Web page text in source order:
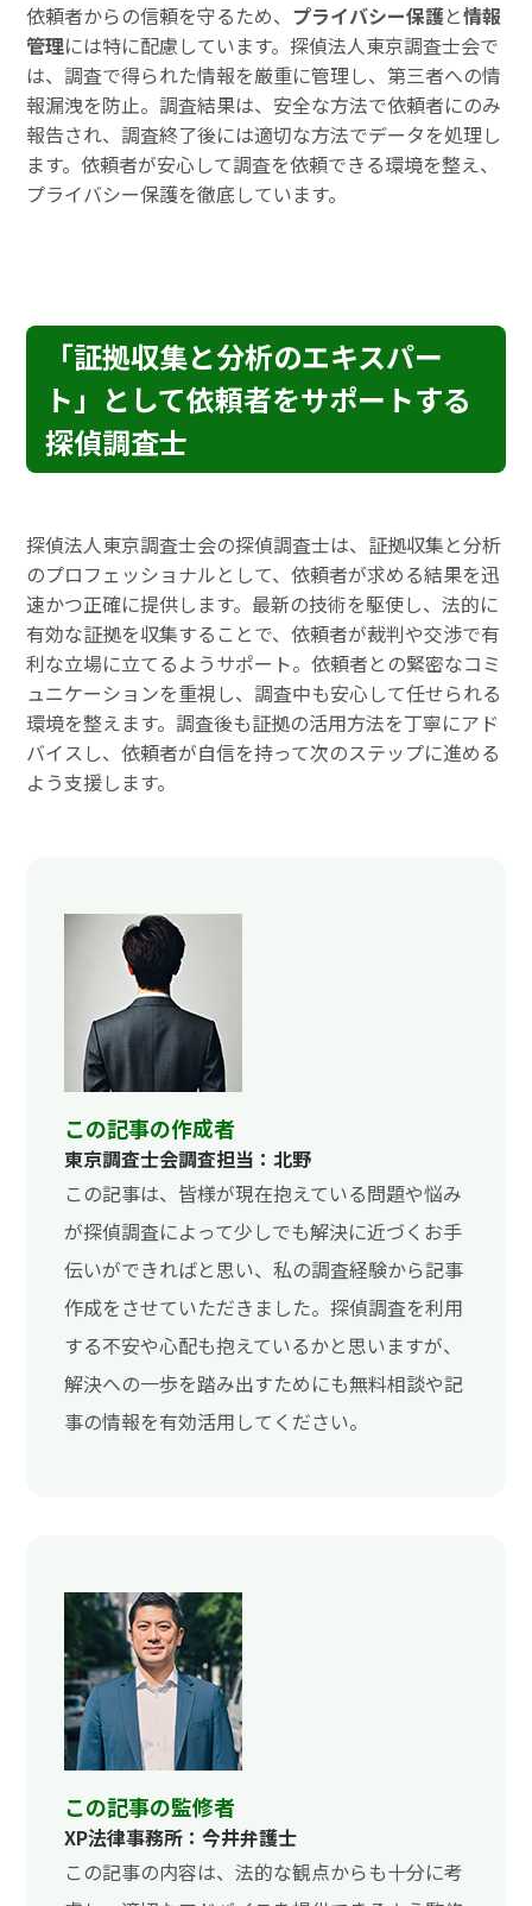
依頼者からの信頼を守るため、 プライバシー保護と情報
管理には特に配慮しています。探偵法人東京調査士会で
は、調査で得られた情報を厳重に管理し、第三者への情
報漏洩を防止。調査結果は、安全な方法で依頼者にのみ
報告され、調査終了後には適切な方法でデータを処理し
ます。依頼者が安心して調査を依頼できる環境を整え、
プライバシー保護を徹底しています。
「証拠収集と分析のエキスパー
ト」として依頼者をサポートする
探偵調査士
探偵法人東京調査士会の探偵調査士は、証拠収集と分析
のプロフェッショナルとして、依頼者が求める結果を迅
速かつ正確に提供します。最新の技術を駆使し、法的に
有効な証拠を収集することで、依頼者が裁判や交渉で有
利な立場に立てるようサポート。依頼者との緊密なコミ
ュニケーションを重視し、調査中も安心して任せられる
環境を整えます。調査後も証拠の活用方法を丁寧にアド
バイスし、依頼者が自信を持って次のステップに進める
よう支援します。
この記事の作成者
東京調査士会調査担当：北野
この記事は、皆様が現在抱えている問題や悩み
が探偵調査によって少しでも解決に近づくお手
伝いができればと思い、私の調査経験から記事
作成をさせていただきました。探偵調査を利用
する不安や心配も抱えているかと思いますが、
解決への一歩を踏み出すためにも無料相談や記
事の情報を有効活用してください。
この記事の監修者
XP法律事務所：今井弁護士
この記事の内容は、法的な観点からも十分に考